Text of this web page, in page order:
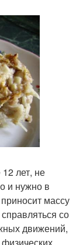
лет, не
и нужно в
массу
со
движений,